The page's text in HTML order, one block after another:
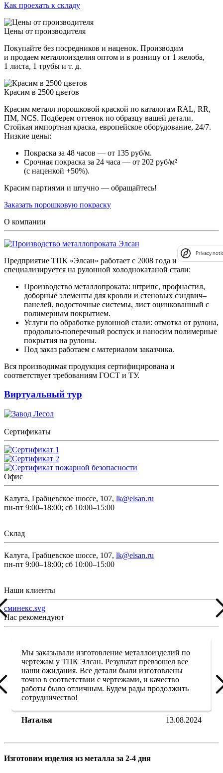
Как проехать к складу
Цены от производителя
Покупайте без посредников и наценок. Производим
и продаем металлоизделия оптом и в розницу от 1 желоба,
1 листа, 1 трубы и т. д.
Красим в 2500 цветов
Красим металл порошковой краской по каталогам RAL, RR,
ПМ, NCS. Подберем оттенок по образцу вашей детали.
Стойкая импортная краска, европейское оборудование, 24/7.
Низкие цены:
Покраска за 48 часов — от 135 руб/м.
Срочная покраска за 24 часа — от 202 руб/м²
(с наценкой +50%).
Красим партиями и штучно — обращайтесь!
Заказать порошковую покраску
О компании
Предприятие ТПК «Элсан» работает с 2008 года и
специализируется на рулонной холоднокатаной стали:
Производство металлопроката: штрипс, профнастил,
доборные элементы для кровли и стеновых сэндвич–
панелей, водосточные системы, лист оцинкованный с
полимерным покрытием.
Услуги по обработке рулонной стали: отмотка от рулона,
продольно-поперечный роспуск и наносим полимерные
покрытия на рулоны.
Под заказ работаем с материалом заказчика.
Вся производимая продукция сертифицирована и
соответствует требованиям ГОСТ и ТУ.
Виртуальный тур
Сертификаты
Офис
Калуга, Грабцевское шоссе, 107, lk@elsan.ru
пн-пт 9:00–18:00; сб 10:00–15:00
Склад
Калуга, Грабцевское шоссе, 107, lk@elsan.ru
пн-пт 9:00–18:00; сб 10:00–15:00
Наши клиенты
сминекс.svg
Нас рекомендуют
Мы заказывали изготовление металлоизделий по
чертежам у ТПК Элсан. Результат превзошел все
наши ожидания. Все детали были изготовлены
точно в соответствии с чертежами, и качество
работы было отличным. Будем рады продолжить
сотрудничество!
Наталья 13.08.2024
Изготовим изделия из металла за 2-4 дня
Privacy